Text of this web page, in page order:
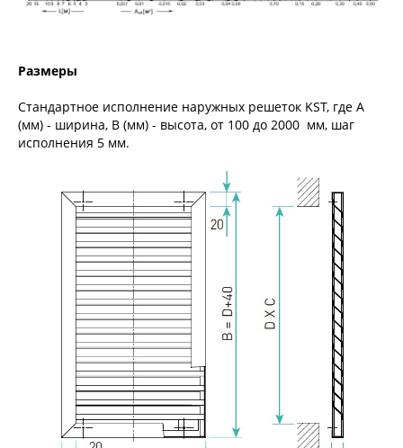
Размеры
Стандартное исполнение наружных решеток KST, где А
(мм) - ширина, В (мм) - высота, от 100 до 2000 мм, шаг
исполнения 5 мм.